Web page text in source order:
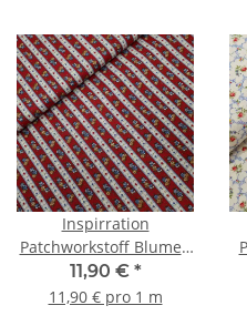
Inspirration
Patchworkstoff Blumen
in Streifenmuster rot
11,90 € *
11,90 € pro 1 m